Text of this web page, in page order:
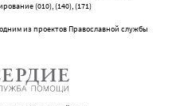
(010), (140), (171)
из проектов Православной службы